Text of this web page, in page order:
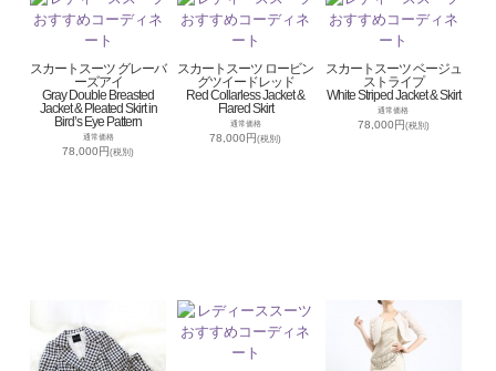
スカートスーツ グレーバ
ーズアイ
Gray Double Breasted
Jacket & Pleated Skirt in
Bird’s Eye Pattern
通常価格
78,000円(税別)
スカートスーツ ロービン
グツイードレッド
Red Collarless Jacket &
Flared Skirt
通常価格
78,000円(税別)
スカートスーツ ベージュ
ストライプ
White Striped Jacket & Skirt
通常価格
78,000円(税別)